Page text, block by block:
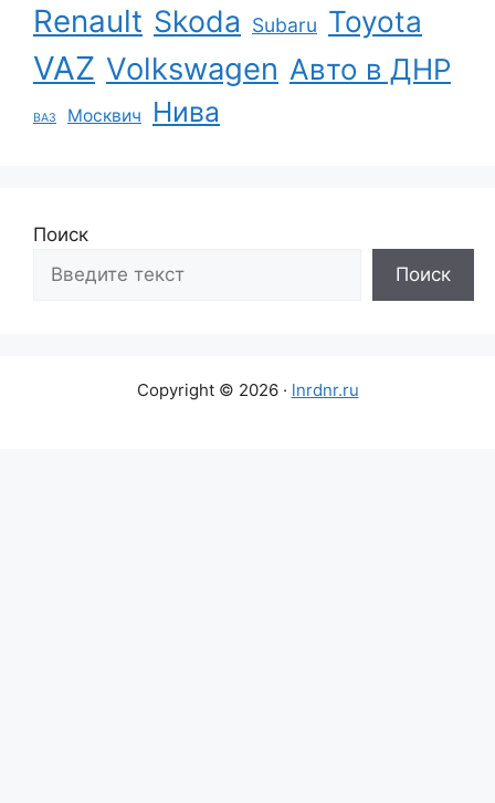
Renault Skoda Subaru Toyota
VAZ Volkswagen Авто в ДНР
ВАЗ Москвич Нива
Поиск
Поиск
Copyright © 2026 · lnrdnr.ru